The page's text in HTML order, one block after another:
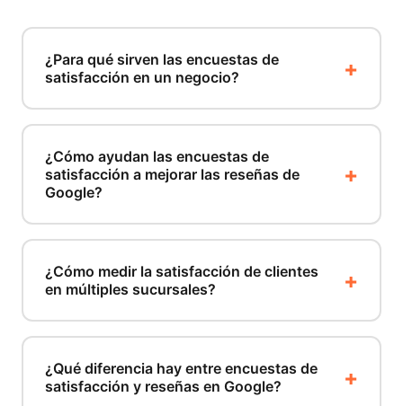
¿Para qué sirven las encuestas de
satisfacción en un negocio?
¿Cómo ayudan las encuestas de
satisfacción a mejorar las reseñas de
Google?
¿Cómo medir la satisfacción de clientes
en múltiples sucursales?
¿Qué diferencia hay entre encuestas de
satisfacción y reseñas en Google?